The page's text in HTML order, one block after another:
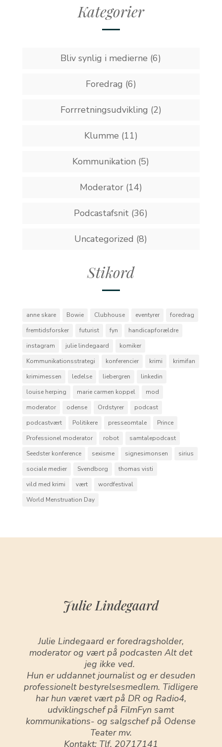
Kategorier
Bliv synlig i medierne (6)
Foredrag (6)
Forrretningsudvikling (2)
Klumme (11)
Kommunikation (5)
Moderator(14)
Podcastafsnit (36)
Uncategorized (8)
Stikord
anne skare Bowie Clubhouse eventyrer
foredrag
fremtidsforsker
futurist fyn
handicapforældre
instagram
julie lindegaard
komiker
Kommunikationsstrategi
konferencier krimi
krimifan
krimimessen
ledelse liebergren
linkedin
louise herping
marie carmen koppel
mod
moderator
odense Ordstyrer
podcast
podcastvært
Politikere presseomtale
Prince
Professionel moderator
robot
samtalepodcast
Seedster konference
sexisme signesimonsen
sirius
sociale medier
Svendborg
thomas visti
vild med krimi
vært
wordfestival
World Menstruation Day
Julie Lindegaard
Julie Lindegaard er foredragsholder,
moderator og vært på podcasten Alt det
jeg ikke ved.
Hun er uddannet journalist og er desuden
professionelt bestyrelsesmedlem. Tidligere
har hun været vært på DR og Radio4,
udviklingschef på FilmFyn samt
kommunikations- og salgschef på Odense
Teater mv.
Kontakt: Tlf. 20717141